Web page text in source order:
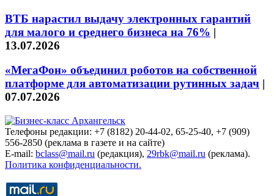
ВТБ нарастил выдачу электронных гарантий
для малого и среднего бизнеса на 76% |
13.07.2026
«МегаФон» объединил роботов на собственной
платформе для автоматизации рутинных задач |
07.07.2026
Телефоны редакции: +7 (8182) 20-44-02, 65-25-40, +7 (909)
556-2850 (реклама в газете и на сайте)
E-mail: bclass@mail.ru (редакция), 29rbk@mail.ru (реклама).
Политика конфиденциальности.